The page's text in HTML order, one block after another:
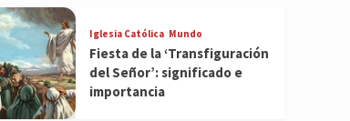
Iglesia Católica Mundo
Fiesta de la ‘Transfiguración
del Señor’: significado e
importancia